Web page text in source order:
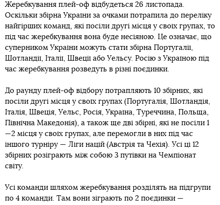
Жеребкування плей-оф відбудеться 26 листопада.
Оскільки збірна України за очками потрапила до переліку
найгірших команд, які посіли другі місця у своїх групах, то
під час жеребкування вона буде несіяною. Це означає, що
суперником України можуть стати збірна Португалії,
Шотландії, Італії, Швеції або Уельсу. Росію з Україною під
час жеребкування розведуть в різні поєдинки.
До раунду плей-оф відбору потрапляють 10 збірних, які
посіли другі місця у своїх групах (Португалія, Шотландія,
Італія, Швеція, Уельс, Росія, Україна, Туреччина, Польща,
Північна Македонія), а також ще дві збірні, які не посіли 1
—2 місця у своїх групах, але перемогли в них під час
іншого турніру — Ліги націй (Австрія та Чехія). Усі ці 12
збірних розіграють між собою 3 путівки на Чемпіонат
світу.
Усі команди шляхом жеребкування розділять на підгрупи
по 4 команди. Там вони зіграють по 2 поєдинки —